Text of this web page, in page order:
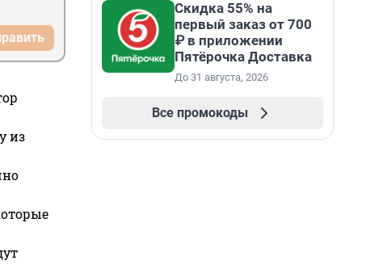
из
Скидка 55% на
первый заказ от 700
₽ в приложении
Пятёрочка Доставка
До 31 августа, 2026
Все промокоды